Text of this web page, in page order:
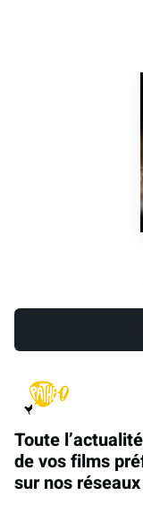
Toute l’actualité
de vos films
sur nos